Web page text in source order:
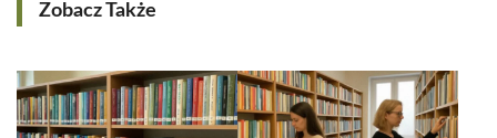
Zobacz Także